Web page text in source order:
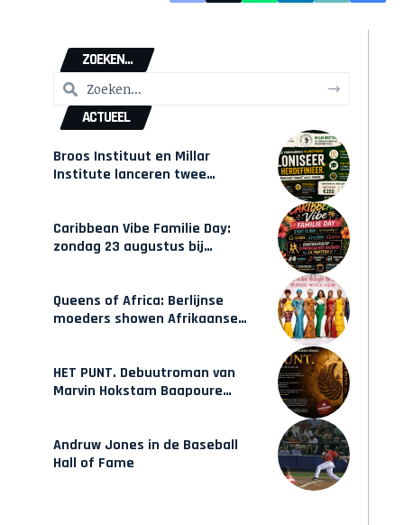
ZOEKEN...
ACTUEEL
Broos Instituut en Millar
Institute lanceren twee
Caribbean Vibe Familie Day:
zondag 23 augustus bij
Queens of Africa: Berlijnse
moeders showen Afrikaanse
HET PUNT. Debuutroman van
Marvin Hokstam Baapoure
Andruw Jones in de Baseball
Hall of Fame